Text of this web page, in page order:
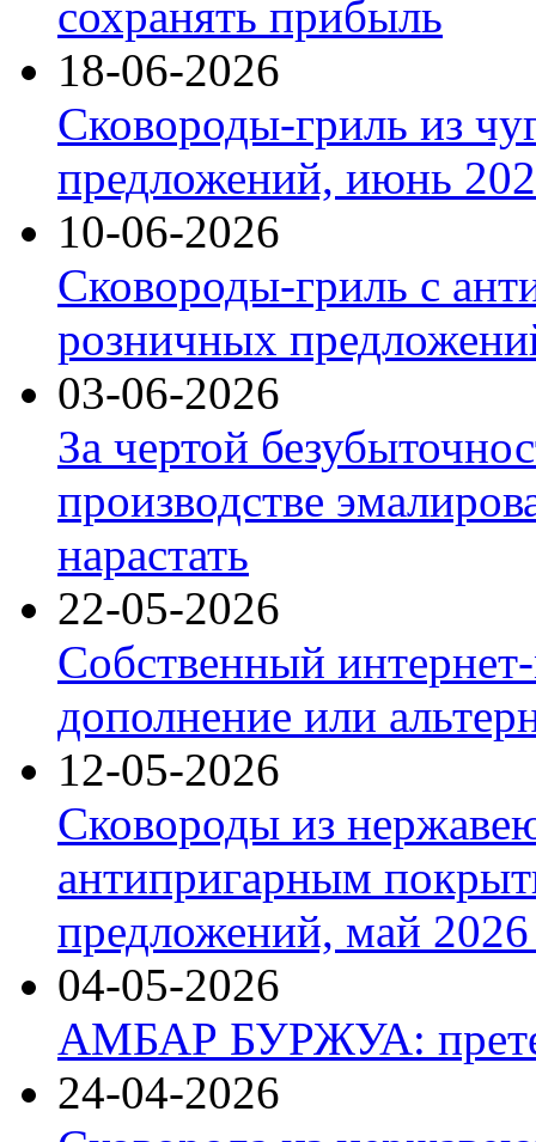
сохранять прибыль
18-06-2026
Сковороды-гриль из
предложений, июнь
10-06-2026
Сковороды-гриль с
розничных
03-06-2026
За чертой
производстве
нарастать
22-05-2026
Собственный
дополнение или
12-05-2026
Сковороды из
антипригарным
предложений, май 2026
04-05-2026
АМБАР БУРЖУА:
24-04-2026